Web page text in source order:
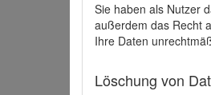
Sie haben als Nutzer
außerdem das Recht
Ihre Daten
Löschung von